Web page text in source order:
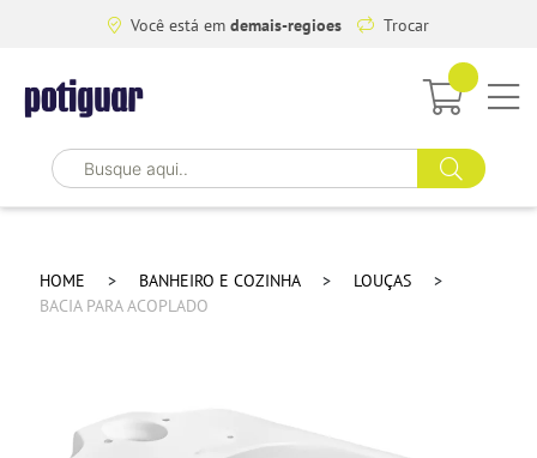
Você está em demais-regioes Trocar
HOME BANHEIRO E COZINHA
LOUÇAS
BACIA PARA ACOPLADO